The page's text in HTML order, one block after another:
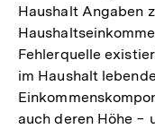
Haushalt Angaben
Fehlerquelle
im Haushalt
auch deren Höhe −